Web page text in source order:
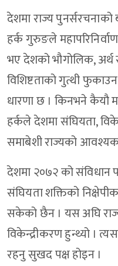
देशमा राज्य
हर्क गुरुङले
भए देशको भौगोलिक,
विशिष्टताको गुत्थी
धारणा छ । किनभने कैयौ
हर्कले देशमा संघियता,
समाबेशी राज्यको
देशमा २०७२ को
संघियता शक्तिको
सकेको छैन । यस अघि
विकेन्द्रीकरण हुन्थ्यो ।
रहनु सुखद पक्ष होइन ।